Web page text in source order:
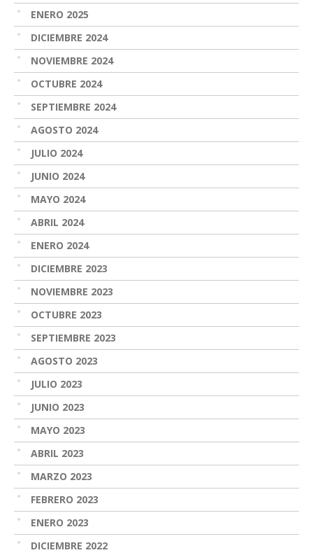
ENERO 2025
DICIEMBRE 2024
NOVIEMBRE 2024
OCTUBRE 2024
SEPTIEMBRE 2024
AGOSTO 2024
JULIO 2024
JUNIO 2024
MAYO 2024
ABRIL 2024
ENERO 2024
DICIEMBRE 2023
NOVIEMBRE 2023
OCTUBRE 2023
SEPTIEMBRE 2023
AGOSTO 2023
JULIO 2023
JUNIO 2023
MAYO 2023
ABRIL 2023
MARZO 2023
FEBRERO 2023
ENERO 2023
DICIEMBRE 2022